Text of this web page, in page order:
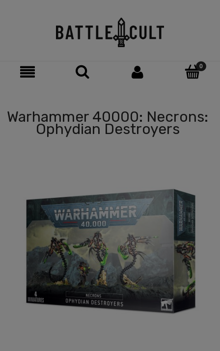
Warhammer 40000: Necrons:
Ophydian Destroyers